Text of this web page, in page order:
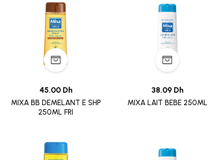
45.00 Dh
MIXA BB DEMELANT E SHP
250ML FRI
38.09 Dh
MIXA LAIT BEBE 250ML